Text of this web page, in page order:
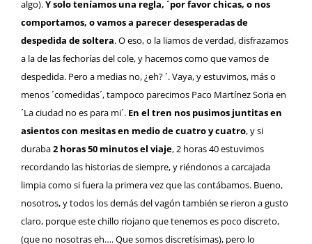
algo).Y solo teníamos una regla, ´por favor chicas, o nos
comportamos, o vamos a parecer desesperadas de
despedida de soltera. O eso, o la liamos de verdad, disfrazamos
a la de las fechorías del cole, y hacemos como que vamos de
despedida. Pero a medias no, ¿eh? ´. Vaya, y estuvimos, más o
menos ´comedidas´, tampoco parecimos Paco Martínez Soria en
´La ciudad no es para mi´. En el tren nos pusimos juntitas en
asientos con mesitas en medio de cuatro y cuatro, y si
duraba2 horas 50 minutos el viaje, 2 horas 40 estuvimos
recordando las historias de siempre, y riéndonos a carcajada
limpia como si fuera la primera vez que las contábamos. Bueno,
nosotros, y todos los demás del vagón también se rieron a gusto
claro, porque este chillo riojano que tenemos es poco discreto,
(que no nosotras eh…. Que somos discretísimas), pero lo